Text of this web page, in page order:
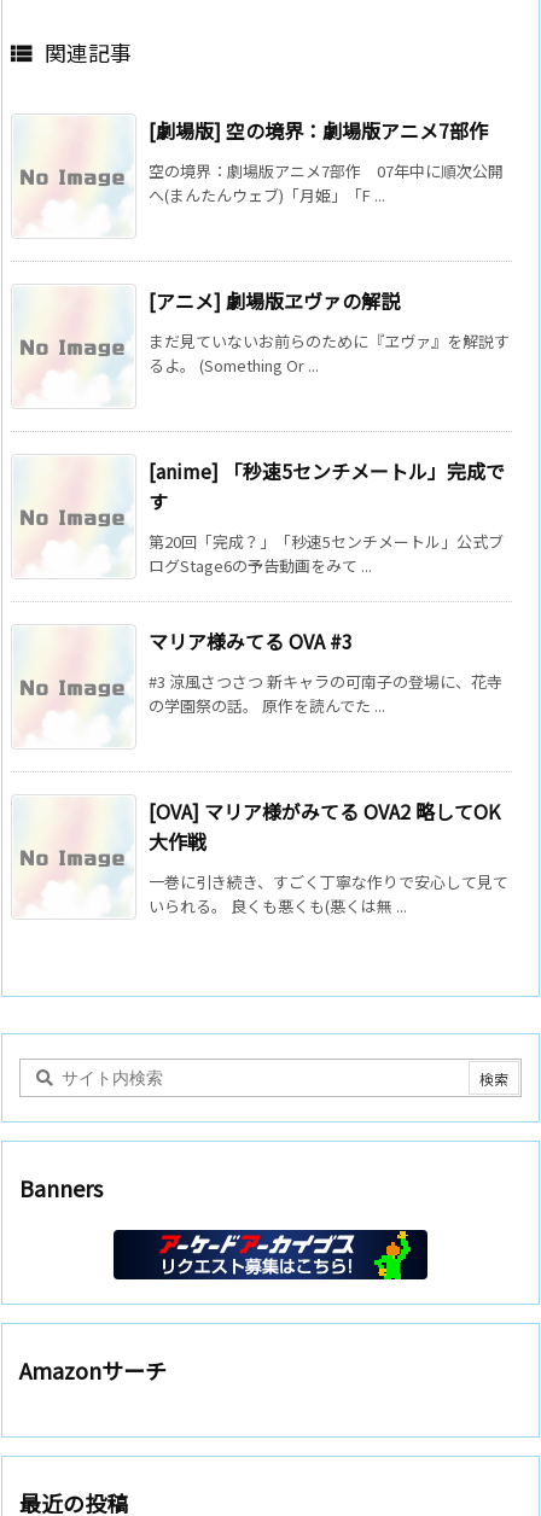
 関連記事
[劇場版] 空の境界：劇場版アニメ7部作
空の境界：劇場版アニメ7部作 07年中に順次公開
へ(まんたんウェブ)「月姫」「F ...
[アニメ] 劇場版ヱヴァの解説
まだ見ていないお前らのために『ヱヴァ』を解説す
るよ。 (Something Or ...
[anime] 「秒速5センチメートル」完成で
す
第20回「完成？」「秒速5センチメートル」公式ブ
ログStage6の予告動画をみて ...
マリア様みてる OVA #3
#3 涼風さつさつ 新キャラの可南子の登場に、花寺
の学園祭の話。 原作を読んでた ...
[OVA] マリア様がみてる OVA2 略してOK
大作戦
一巻に引き続き、すごく丁寧な作りで安心して見て
いられる。 良くも悪くも(悪くは無 ...
Banners
Amazonサーチ
最近の投稿